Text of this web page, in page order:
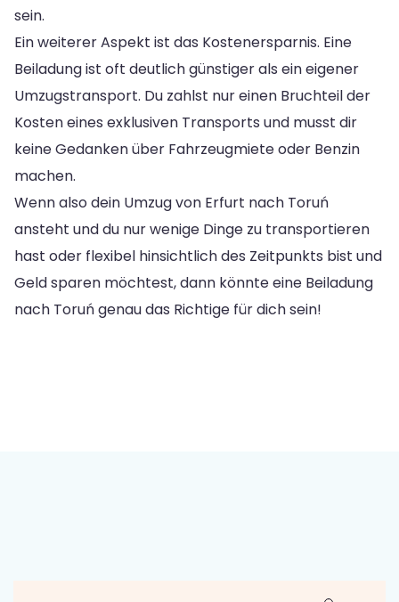
sein.
Ein weiterer Aspekt ist das Kostenersparnis. Eine
Beiladung ist oft deutlich günstiger als ein eigener
Umzugstransport. Du zahlst nur einen Bruchteil der
Kosten eines exklusiven Transports und musst dir
keine Gedanken über Fahrzeugmiete oder Benzin
machen.
Wenn also dein Umzug von Erfurt nach Toruń
ansteht und du nur wenige Dinge zu transportieren
hast oder flexibel hinsichtlich des Zeitpunkts bist und
Geld sparen möchtest, dann könnte eine Beiladung
nach Toruń genau das Richtige für dich sein!